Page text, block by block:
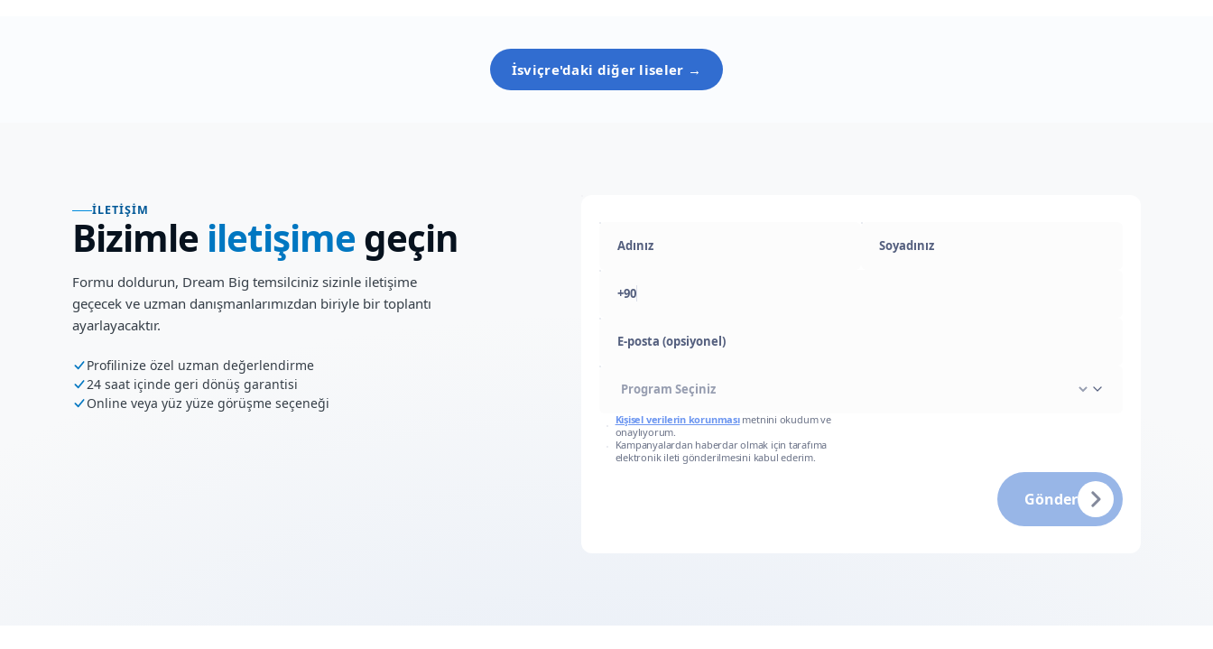
İsviçre'daki diğer liseler →
İLETIŞIM
Bizimle iletişimegeçin
Formu doldurun, Dream Big temsilciniz sizinle iletişime
geçecek ve uzman danışmanlarımızdan biriyle bir toplantı
ayarlayacaktır.
Profilinize özel uzman değerlendirme
24 saat içinde geri dönüş garantisi
Online veya yüz yüze görüşme seçeneği
+90
E-posta (opsiyonel)
Kişisel verilerin korunmasımetnini okudum ve
onaylıyorum.
Kampanyalardan haberdar olmak için tarafıma
elektronik ileti gönderilmesini kabul ederim.
Gönder